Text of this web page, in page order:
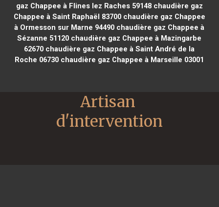
gaz Chappee à Flines lez Raches 59148chaudière gaz
Chappee à Saint Raphaël 83700chaudière gaz Chappee
à Ormesson sur Marne 94490 chaudière gaz Chappee à
Sézanne 51120 chaudière gaz Chappee à Mazingarbe
62670 chaudière gaz Chappee à Saint André de la
Roche 06730 chaudière gaz Chappee à Marseille 03001
Artisan
d'intervention